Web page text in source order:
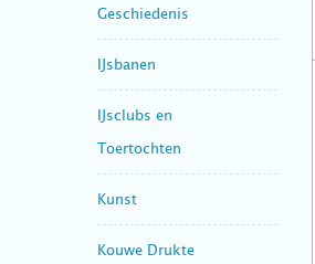
Geschiedenis
IJsbanen
IJsclubs en
Toertochten
Kunst
Kouwe Drukte